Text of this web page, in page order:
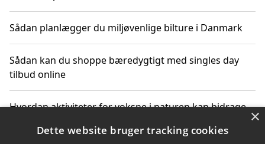
Sådan planlægger du miljøvenlige bilture i Danmark
Sådan kan du shoppe bæredygtigt med singles day
tilbud online
Hvordan aktiviteter for voksne i naturen kan bidrage ×
Dette website bruger tracking cookies